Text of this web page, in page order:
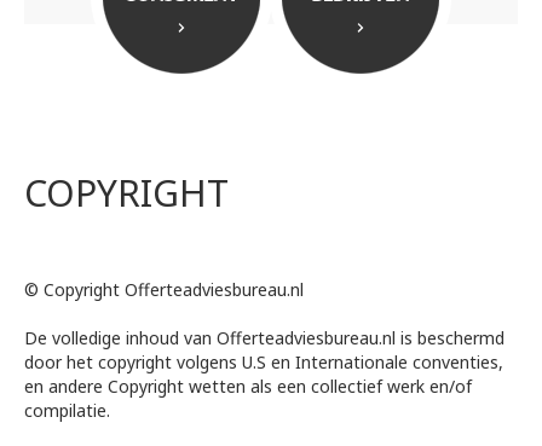
Contact
COPYRIGHT
© Copyright Offerteadviesbureau.nl
De volledige inhoud van Offerteadviesbureau.nl is beschermd
door het copyright volgens U.S en Internationale conventies,
en andere Copyright wetten als een collectief werk en/of
compilatie.